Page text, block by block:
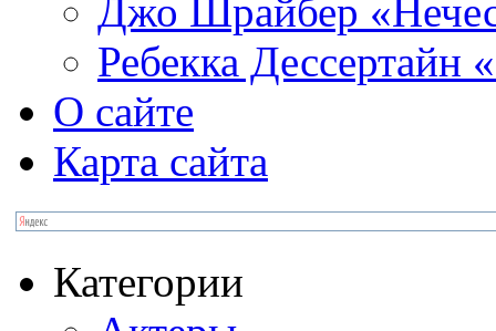
Джо Шрайбер
Ребекка Десcертайн
О сайте
Карта сайта
Категории